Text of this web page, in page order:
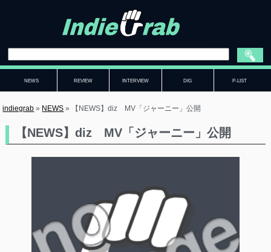
NEWS REVIEW INTERVIEW DIG P-LIST
indiegrab » NEWS » 【NEWS】diz MV「ジャーニー」公開
【NEWS】diz MV「ジャーニー」公開